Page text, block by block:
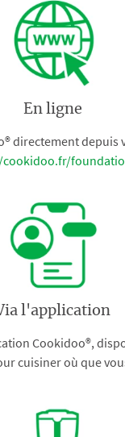
En ligne
directement depuis
l'application
Cookidoo®,
cuisiner où que